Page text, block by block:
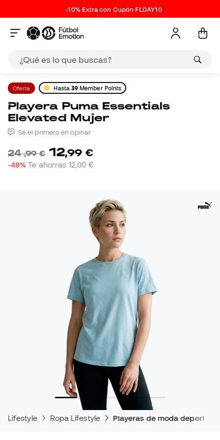
-10% Extra con Cupón FLDAY10
Oferta Hasta 39 Member Points
Playera Puma Essentials
Elevated Mujer
Sé el primero en opinar
24,99 € 12,99 €
-48% Te ahorras12,00 €
Lifestyle Ropa Lifestyle Playeras de moda deportiva